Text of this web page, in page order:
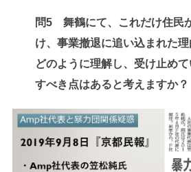
問5 舞鶴にて、これだけ住民
け、事業撤退に追い込まれた
どのように理解し、受け止め
すべき点はあると考えますか？